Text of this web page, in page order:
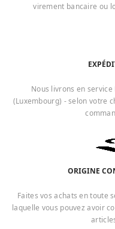
virement bancaire ou
Nous livrons en service
(Luxembourg) - selon votre
ORIGINE
Faites vos achats en toute
laquelle vous pouvez avoir